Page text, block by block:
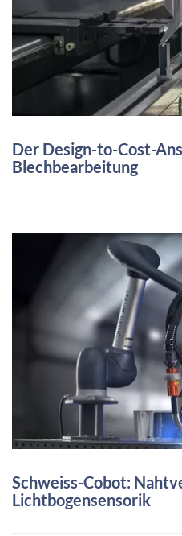
Der Design-to-Cost-
Blechbearbeitung
Schweiss-Cobot:
Lichtbogensensorik